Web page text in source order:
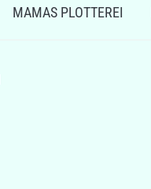
MAMAS PLOTTEREI